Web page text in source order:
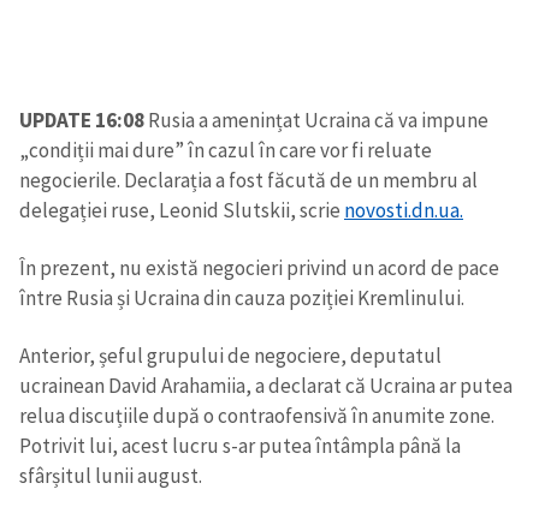
UPDATE 16:08Rusia a amenințat Ucraina că va impune
„condiții mai dure” în cazul în care vor fi reluate
negocierile. Declarația a fost făcută de un membru al
delegației ruse, Leonid Slutskii, scrie novosti.dn.ua.
În prezent, nu există negocieri privind un acord de pace
între Rusia și Ucraina din cauza poziției Kremlinului.
Anterior, șeful grupului de negociere, deputatul
ucrainean David Arahamiia, a declarat că Ucraina ar putea
relua discuțiile după o contraofensivă în anumite zone.
Potrivit lui, acest lucru s-ar putea întâmpla până la
sfârșitul lunii august.